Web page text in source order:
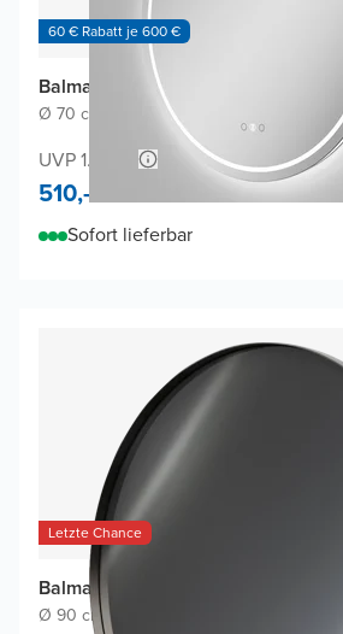
60 € Rabatt je 600 €
Balmani Ghost Touch Badspiegel
Ø 70 cm Spiegel ohne Rahmen
UVP 1.000,-
510,-
Sofort lieferbar
Letzte Chance
Balmani Giro Round Badspiegel
Ø 90 cmGunMetal